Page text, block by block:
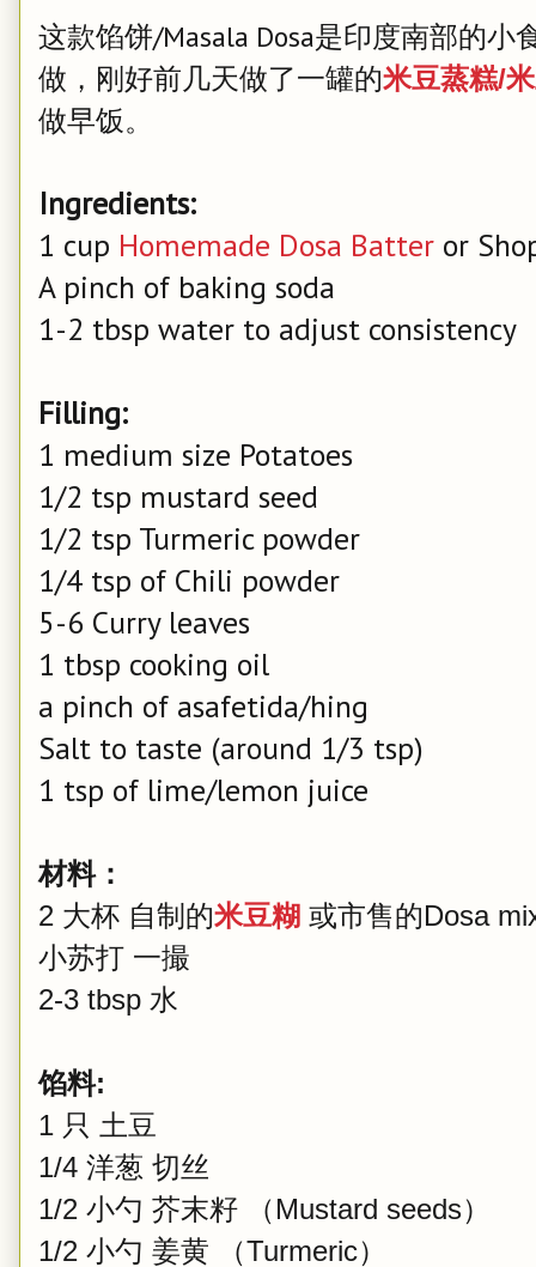
这款馅饼/Masala Dosa是印度南部的
做，刚好前几天做了一罐的米豆蒸糕/
做早饭。
Ingredients:
1 cup Homemade Dosa Batter or
A pinch of baking soda
1-2 tbsp water to adjust consistency
Filling:
1 medium size Potatoes
1/2 tsp mustard seed
1/2 tsp Turmeric powder
1/4 tsp of Chili powder
5-6 Curry leaves
1 tbsp cooking oil
a pinch of asafetida/hing
Salt to taste (around 1/3 tsp)
1 tsp of lime/lemon juice
材料：
2 大杯 自制的米豆糊 或市售的Dosa
小苏打 一撮
2-3 tbsp 水
馅料:
1 只 土豆
1/4 洋葱 切丝
1/2 小勺 芥末籽 （Mustard seeds）
1/2 小勺 姜黄 （Turmeric）